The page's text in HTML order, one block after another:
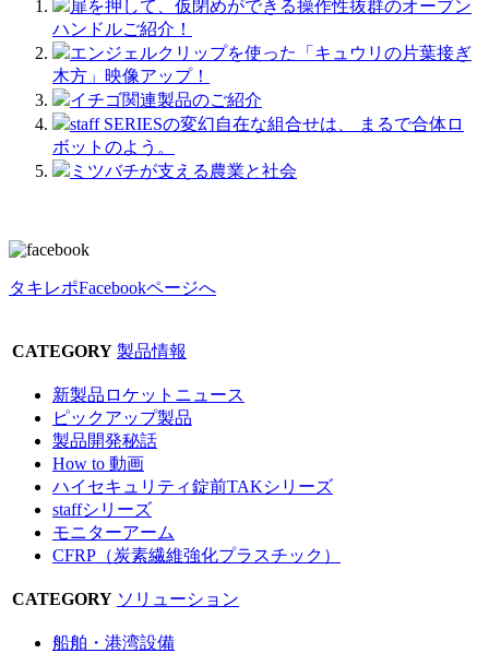
扉を押して、仮閉めができる操作性抜群のオーブン
ハンドルご紹介！
エンジェルクリップを使った「キュウリの片葉接ぎ
木方」映像アップ！
イチゴ関連製品のご紹介
staff SERIESの変幻自在な組合せは、 まるで合体ロ
ボットのよう。
ミツバチが支える農業と社会
タキレポFacebookページへ
CATEGORY 製品情報
新製品ロケットニュース
ピックアップ製品
製品開発秘話
How to 動画
ハイセキュリティ錠前TAKシリーズ
staffシリーズ
モニターアーム
CFRP（炭素繊維強化プラスチック）
CATEGORY ソリューション
船舶・港湾設備